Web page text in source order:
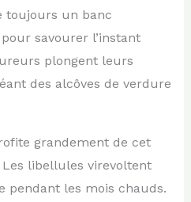
toujours un banc
savourer l’instant
plongent leurs
des alcôves de verdure
grandement de cet
libellules virevoltent
pendant les mois chauds.